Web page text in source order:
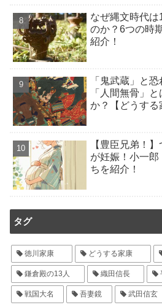
なぜ縄文時代
のか？6つの時
紹介！
「鬼武蔵」と
「人間無骨」
か？【どうする
【豊臣兄弟！
が妊娠！小一郎
ちを紹介！
タグ
徳川家康 どうする家康
鎌倉殿の13人 織田信長
戦国大名 吾妻鏡 武田信玄